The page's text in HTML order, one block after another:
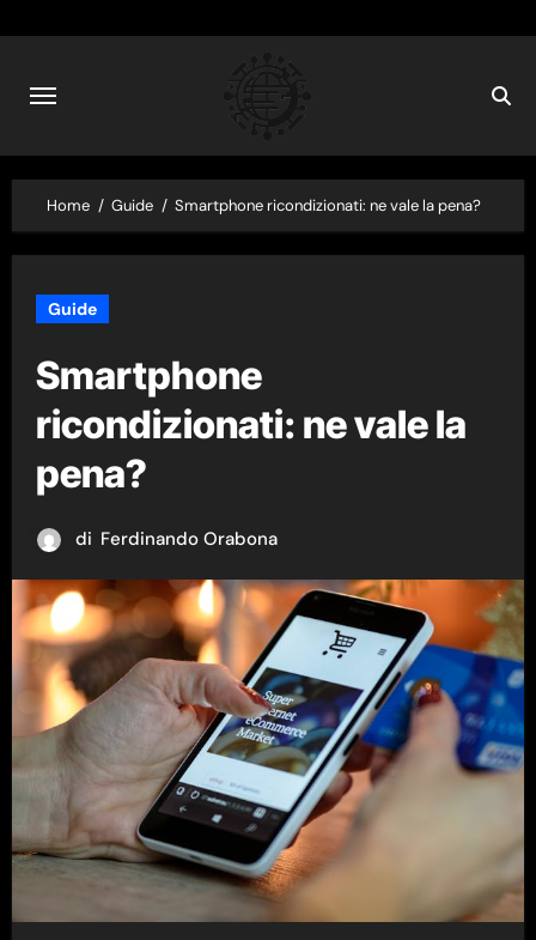
content
Home Guide Smartphone ricondizionati: ne vale la pena?
Guide
Smartphone
ricondizionati: ne vale la
pena?
di Ferdinando Orabona